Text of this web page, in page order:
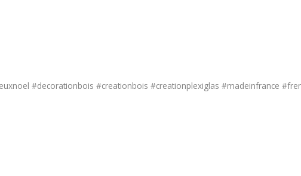
#decorationbois #creationbois #creationplexiglas #madeinfrance